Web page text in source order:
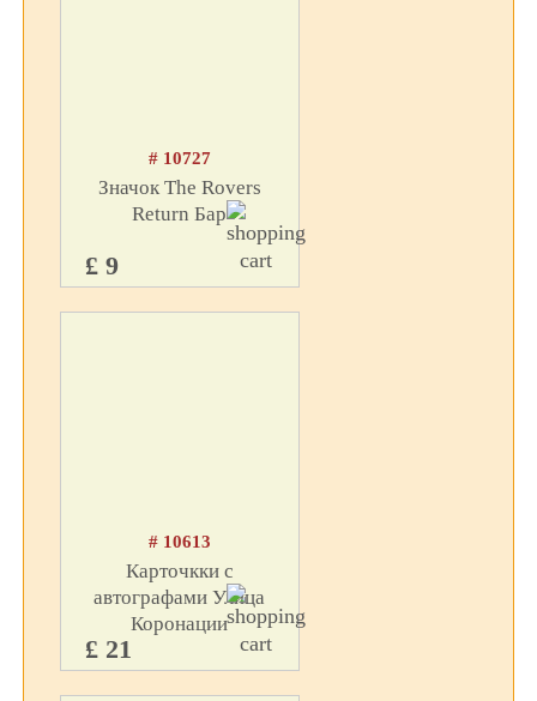
# 10727
Значок The Rovers
Return Бар
£ 9
# 10613
Карточкки с
автографами Улица
Коронации
£ 21